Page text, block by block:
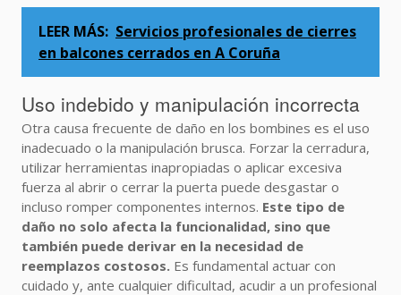
LEER MÁS: Servicios profesionales de cierres
en balcones cerrados en A Coruña
Uso indebido y manipulación incorrecta
Otra causa frecuente de daño en los bombines es el uso
inadecuado o la manipulación brusca. Forzar la cerradura,
utilizar herramientas inapropiadas o aplicar excesiva
fuerza al abrir o cerrar la puerta puede desgastar o
incluso romper componentes internos. Este tipo de
daño no solo afecta la funcionalidad, sino que
también puede derivar en la necesidad de
reemplazos costosos. Es fundamental actuar con
cuidado y, ante cualquier dificultad, acudir a un profesional